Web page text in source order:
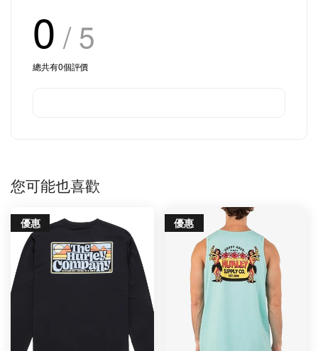
0 / 5
總共有0個評價
您可能也喜歡
優惠 優惠